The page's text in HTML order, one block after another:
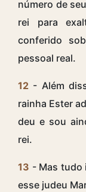
número de
rei para
conferido
pessoal real.
12 - Além
rainha Ester
deu e sou
rei.
13 - Mas tudo
esse judeu